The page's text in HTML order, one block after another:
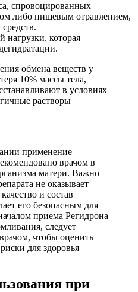
спровоцированных
либо пищевым отравлением,
которая
обмена веществ у
10% массы тела,
в условиях
растворы
применение
врачом в
матери. Важно
не оказывает
и состав
его безопасным для
приема Регидрона
следует
чтобы оценить
для здоровья
при